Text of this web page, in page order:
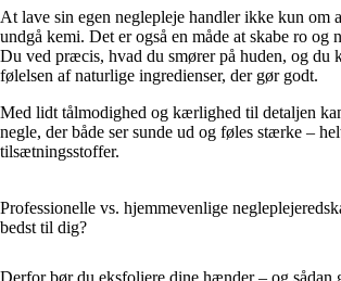
At lave sin egen neglepleje handler ikke kun om
undgå kemi. Det er også en måde at skabe ro
Du ved præcis, hvad du smører på huden, og du
følelsen af naturlige ingredienser, der gør godt.
Med lidt tålmodighed og kærlighed til detaljen
negle, der både ser sunde ud og føles stærke –
tilsætningsstoffer.
Professionelle vs. hjemmevenlige
bedst til dig?